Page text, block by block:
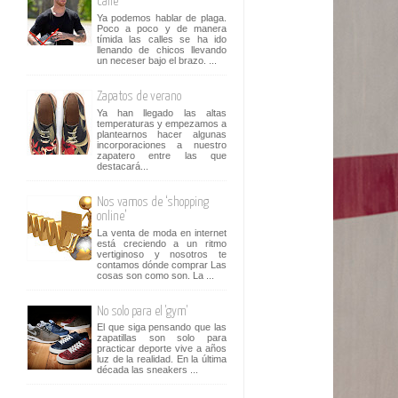
Ya podemos hablar de plaga.
Poco a poco y de manera
tímida las calles se ha ido
llenando de chicos llevando
un neceser bajo el brazo. ...
Zapatos de verano
Ya han llegado las altas
temperaturas y empezamos a
plantearnos hacer algunas
incorporaciones a nuestro
zapatero entre las que
destacará...
Nos vamos de ‘shopping
online’
La venta de moda en internet
está creciendo a un ritmo
vertiginoso y nosotros te
contamos dónde comprar Las
cosas son como son. La ...
No solo para el 'gym'
El que siga pensando que las
zapatillas son solo para
practicar deporte vive a años
luz de la realidad. En la última
década las sneakers ...